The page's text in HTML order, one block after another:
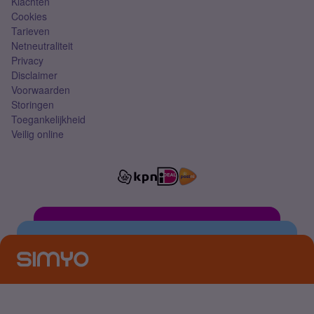
Cookies
Tarieven
Netneutraliteit
Privacy
Disclaimer
Voorwaarden
Storingen
Toegankelijkheid
Veilig online